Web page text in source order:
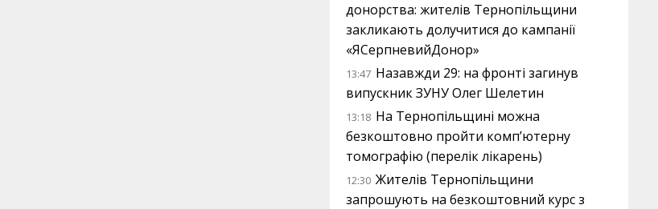
донорства: жителів Тернопільщини
закликають долучитися до кампанії
«ЯСерпневийДонор»
13:47 Назавжди 29: на фронті загинув
випускник ЗУНУ Олег Шелетин
13:18 На Тернопільщині можна
безкоштовно пройти комп’ютерну
томографію (перелік лікарень)
12:30 Жителів Тернопільщини
запрошують на безкоштовний курс з